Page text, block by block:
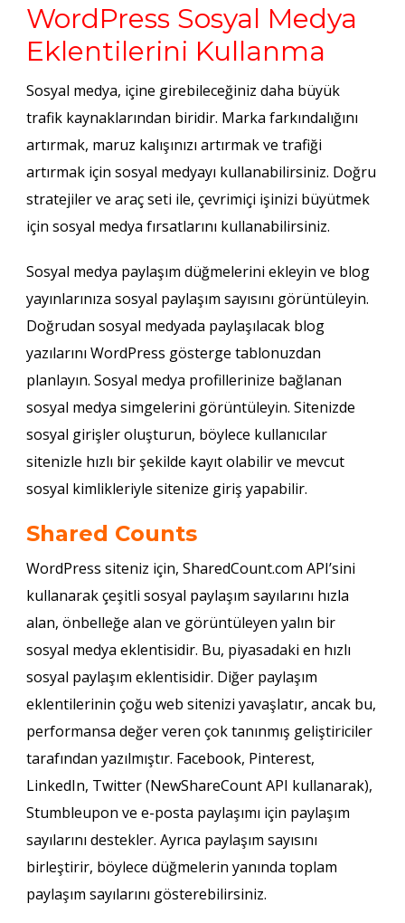
WordPress Sosyal Medya
Eklentilerini Kullanma
Sosyal medya, içine girebileceğiniz daha büyük
trafik kaynaklarından biridir. Marka farkındalığını
artırmak, maruz kalışınızı artırmak ve trafiği
artırmak için sosyal medyayı kullanabilirsiniz. Doğru
stratejiler ve araç seti ile, çevrimiçi işinizi büyütmek
için sosyal medya fırsatlarını kullanabilirsiniz.
Sosyal medya paylaşım düğmelerini ekleyin ve blog
yayınlarınıza sosyal paylaşım sayısını görüntüleyin.
Doğrudan sosyal medyada paylaşılacak blog
yazılarını WordPress gösterge tablonuzdan
planlayın. Sosyal medya profillerinize bağlanan
sosyal medya simgelerini görüntüleyin. Sitenizde
sosyal girişler oluşturun, böylece kullanıcılar
sitenizle hızlı bir şekilde kayıt olabilir ve mevcut
sosyal kimlikleriyle sitenize giriş yapabilir.
Shared Counts
WordPress siteniz için, SharedCount.com API’sini
kullanarak çeşitli sosyal paylaşım sayılarını hızla
alan, önbelleğe alan ve görüntüleyen yalın bir
sosyal medya eklentisidir. Bu, piyasadaki en hızlı
sosyal paylaşım eklentisidir. Diğer paylaşım
eklentilerinin çoğu web sitenizi yavaşlatır, ancak bu,
performansa değer veren çok tanınmış geliştiriciler
tarafından yazılmıştır. Facebook, Pinterest,
LinkedIn, Twitter (NewShareCount API kullanarak),
Stumbleupon ve e-posta paylaşımı için paylaşım
sayılarını destekler. Ayrıca paylaşım sayısını
birleştirir, böylece düğmelerin yanında toplam
paylaşım sayılarını gösterebilirsiniz.